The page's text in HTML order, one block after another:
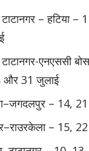
– हटिया –
एनएससी
और 31 जुलाई
– 14,
– 15,